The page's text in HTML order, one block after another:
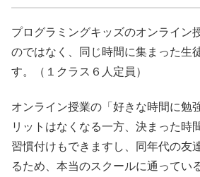
プログラミングキッズのオンライン
のではなく、同じ時間に集まった生
す。（１クラス６人定員）
オンライン授業の「好きな時間に勉
リットはなくなる一方、決まった時
習慣付けもできますし、同年代の友
るため、本当のスクールに通ってい